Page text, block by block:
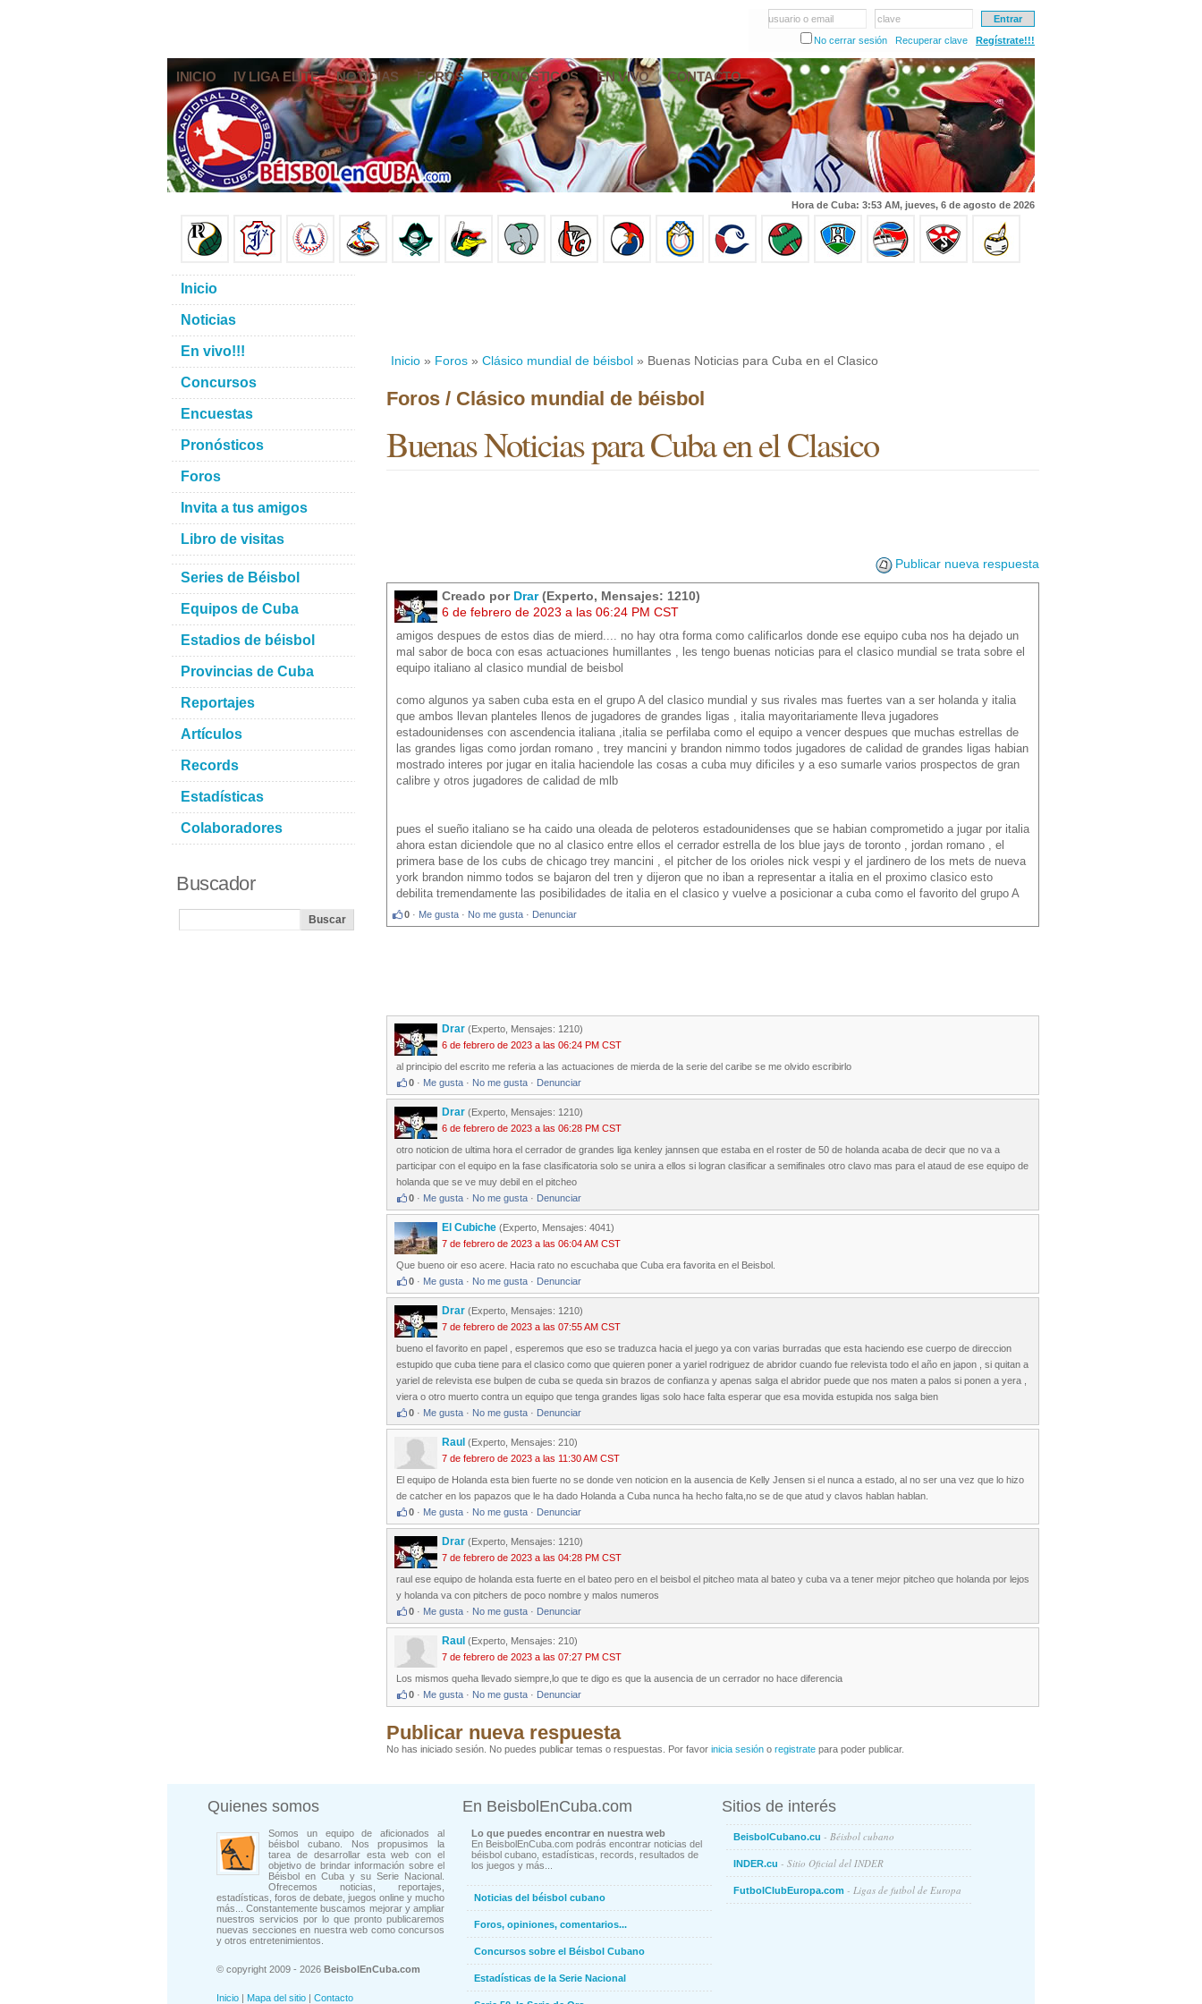
usuario o email
clave
No cerrar sesión
Recuperar clave Regístrate!!!
INICIO IV LIGA ELITE NOTICIAS FOROS PRONÓSTICOS EN VIVO CONTACTO
Hora de Cuba: 3:53 AM, jueves, 6 de agosto de 2026
Inicio » Foros » Clásico mundial de béisbol » Buenas Noticias para Cuba en el Clasico
Foros / Clásico mundial de béisbol
Buenas Noticias para Cuba en el Clasico
Publicar nueva respuesta
Creado por Drar(Experto, Mensajes: 1210)
6 de febrero de 2023 a las 06:24 PM CST
amigos despues de estos dias de mierd.... no hay otra forma como calificarlos donde ese equipo cuba nos ha dejado un
mal sabor de boca con esas actuaciones humillantes , les tengo buenas noticias para el clasico mundial se trata sobre el
equipo italiano al clasico mundial de beisbol
como algunos ya saben cuba esta en el grupo A del clasico mundial y sus rivales mas fuertes van a ser holanda y italia
que ambos llevan planteles llenos de jugadores de grandes ligas , italia mayoritariamente lleva jugadores
estadounidenses con ascendencia italiana ,italia se perfilaba como el equipo a vencer despues que muchas estrellas de
las grandes ligas como jordan romano , trey mancini y brandon nimmo todos jugadores de calidad de grandes ligas habian
mostrado interes por jugar en italia haciendole las cosas a cuba muy dificiles y a eso sumarle varios prospectos de gran
calibre y otros jugadores de calidad de mlb
pues el sueño italiano se ha caido una oleada de peloteros estadounidenses que se habian comprometido a jugar por italia
ahora estan diciendole que no al clasico entre ellos el cerrador estrella de los blue jays de toronto , jordan romano , el
primera base de los cubs de chicago trey mancini , el pitcher de los orioles nick vespi y el jardinero de los mets de nueva
york brandon nimmo todos se bajaron del tren y dijeron que no iban a representar a italia en el proximo clasico esto
debilita tremendamente las posibilidades de italia en el clasico y vuelve a posicionar a cuba como el favorito del grupo A
0 · Me gusta · No me gusta · Denunciar
Drar (Experto, Mensajes: 1210)
6 de febrero de 2023 a las 06:24 PM CST
al principio del escrito me referia a las actuaciones de mierda de la serie del caribe se me olvido escribirlo
0 · Me gusta · No me gusta · Denunciar
Drar (Experto, Mensajes: 1210)
6 de febrero de 2023 a las 06:28 PM CST
otro noticion de ultima hora el cerrador de grandes liga kenley jannsen que estaba en el roster de 50 de holanda acaba de decir que no va a
participar con el equipo en la fase clasificatoria solo se unira a ellos si logran clasificar a semifinales otro clavo mas para el ataud de ese equipo de
holanda que se ve muy debil en el pitcheo
0 · Me gusta · No me gusta · Denunciar
El Cubiche (Experto, Mensajes: 4041)
7 de febrero de 2023 a las 06:04 AM CST
Que bueno oir eso acere. Hacia rato no escuchaba que Cuba era favorita en el Beisbol.
0 · Me gusta · No me gusta · Denunciar
Drar (Experto, Mensajes: 1210)
7 de febrero de 2023 a las 07:55 AM CST
bueno el favorito en papel , esperemos que eso se traduzca hacia el juego ya con varias burradas que esta haciendo ese cuerpo de direccion
estupido que cuba tiene para el clasico como que quieren poner a yariel rodriguez de abridor cuando fue relevista todo el año en japon , si quitan a
yariel de relevista ese bulpen de cuba se queda sin brazos de confianza y apenas salga el abridor puede que nos maten a palos si ponen a yera ,
viera o otro muerto contra un equipo que tenga grandes ligas solo hace falta esperar que esa movida estupida nos salga bien
0 · Me gusta · No me gusta · Denunciar
Raul (Experto, Mensajes: 210)
7 de febrero de 2023 a las 11:30 AM CST
El equipo de Holanda esta bien fuerte no se donde ven noticion en la ausencia de Kelly Jensen si el nunca a estado, al no ser una vez que lo hizo
de catcher en los papazos que le ha dado Holanda a Cuba nunca ha hecho falta,no se de que atud y clavos hablan hablan.
0 · Me gusta · No me gusta · Denunciar
Drar (Experto, Mensajes: 1210)
7 de febrero de 2023 a las 04:28 PM CST
raul ese equipo de holanda esta fuerte en el bateo pero en el beisbol el pitcheo mata al bateo y cuba va a tener mejor pitcheo que holanda por lejos
y holanda va con pitchers de poco nombre y malos numeros
0 · Me gusta · No me gusta · Denunciar
Raul (Experto, Mensajes: 210)
7 de febrero de 2023 a las 07:27 PM CST
Los mismos queha llevado siempre,lo que te digo es que la ausencia de un cerrador no hace diferencia
0 · Me gusta · No me gusta · Denunciar
Publicar nueva respuesta
No has iniciado sesión. No puedes publicar temas o respuestas. Por favor inicia sesión o registrate para poder publicar.
Inicio
Noticias
En vivo!!!
Concursos
Encuestas
Pronósticos
Foros
Invita a tus amigos
Libro de visitas
Series de Béisbol
Equipos de Cuba
Estadios de béisbol
Provincias de Cuba
Reportajes
Artículos
Records
Estadísticas
Colaboradores
Buscador
Quienes somos
Somos un equipo de aficionados al
béisbol cubano. Nos propusimos la
tarea de desarrollar esta web con el
objetivo de brindar información sobre el
Béisbol en Cuba y su Serie Nacional.
Ofrecemos noticias, reportajes,
estadísticas, foros de debate, juegos online y mucho
más... Constantemente buscamos mejorar y ampliar
nuestros servicios por lo que pronto publicaremos
nuevas secciones en nuestra web como concursos
y otros entretenimientos.
© copyright 2009 - 2026 BeisbolEnCuba.com
Inicio | Mapa del sitio | Contacto
En BeisbolEnCuba.com
Lo que puedes encontrar en nuestra web
En BeisbolEnCuba.com podrás encontrar noticias del
béisbol cubano, estadísticas, records, resultados de
los juegos y más...
Noticias del béisbol cubano
Foros, opiniones, comentarios...
Concursos sobre el Béisbol Cubano
Estadísticas de la Serie Nacional
Sitios de interés
BeisbolCubano.cu - Béisbol cubano
INDER.cu - Sitio Oficial del INDER
FutbolClubEuropa.com - Ligas de futbol de Europa